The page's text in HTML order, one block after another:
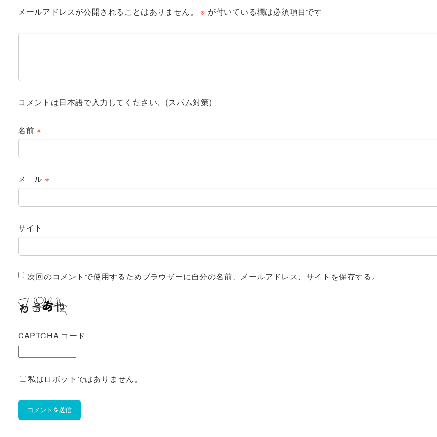
メールアドレスが公開されることはありません。 ※ が付いている欄は必須項目です
コメントは日本語で入力してください。(スパム対策)
名前※
メール ※
サイト
次回のコメントで使用するためブラウザーに自分の名前、メールアドレス、サイトを保存する。
CAPTCHA コード
私はロボットではありません。